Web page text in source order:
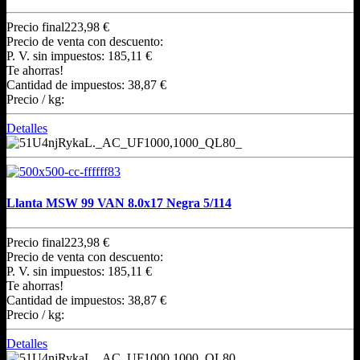
Precio final223,98 €
Precio de venta con descuento:
P. V. sin impuestos: 185,11 €
Te ahorras!
Cantidad de impuestos: 38,87 €
Precio / kg:
Detalles
Llanta MSW 99 VAN 8.0x17 Negra 5/114
Precio final223,98 €
Precio de venta con descuento:
P. V. sin impuestos: 185,11 €
Te ahorras!
Cantidad de impuestos: 38,87 €
Precio / kg:
Detalles